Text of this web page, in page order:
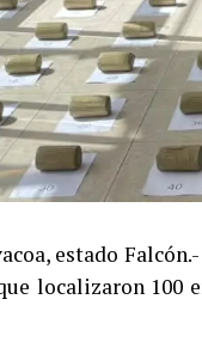
estado
localizaron 100